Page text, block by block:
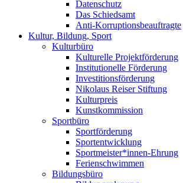
Datenschutz
Das Schiedsamt
Anti-Korruptionsbeauftragte
Kultur, Bildung, Sport
Kulturbüro
Kulturelle Projektförderung
Institutionelle Förderung
Investitionsförderung
Nikolaus Reiser Stiftung
Kulturpreis
Kunstkommission
Sportbüro
Sportförderung
Sportentwicklung
Sportmeister*innen-Ehrung
Ferienschwimmen
Bildungsbüro